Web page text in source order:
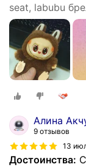
seat, labubu
Алина
9 отзывов
13
Достоинства: